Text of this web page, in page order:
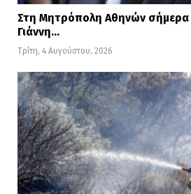
Στη Μητρόπολη Αθηνών σήμερα
Γιάννη…
Τρίτη, 4 Αυγούστου, 2026